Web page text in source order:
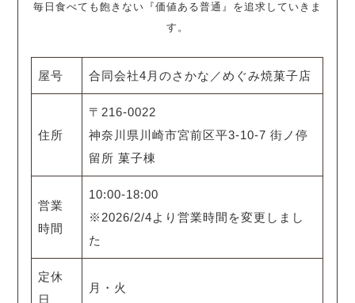
毎日食べても飽きない『価値ある普通』を追求していきま
す。
屋号 合同会社4月のさかな／めぐみ焼菓子店
住所
〒216-0022
神奈川県川崎市宮前区平3-10-7 街ノ停
留所 菓子棟
営業
時間
10:00-18:00
※2026/2/4より営業時間を変更しまし
た
定休
日
月・火